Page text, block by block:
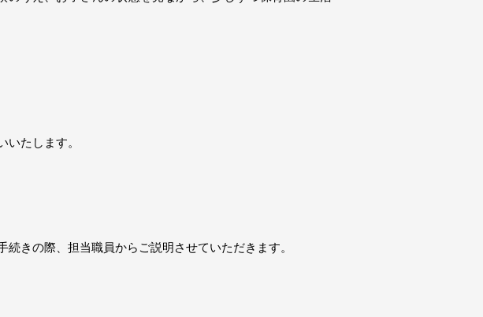
たします。
きの際、担当職員からご説明させていただきます。